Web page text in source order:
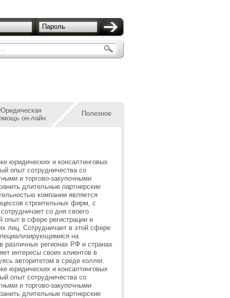
Пароль
Юридическая
он-лайн
Полезное
юридических и консалтинговых
опыт сотрудничества со
и торгово-закупочными
длительные партнерские
компании является
строительных фирм, с
со дня своего
опыт в сфере регистрации и
лиц. Сотрудничает в этой сфере
на
различных регионах РФ и странах
интересы своих клиентов в
авторитетом в среде коллег.
юридических и консалтинговых
опыт сотрудничества со
и торгово-закупочными
длительные партнерские